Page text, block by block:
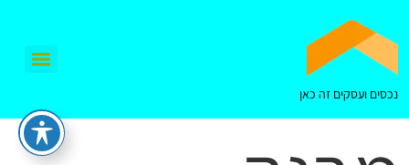
נכסים ועסקים זה כאן